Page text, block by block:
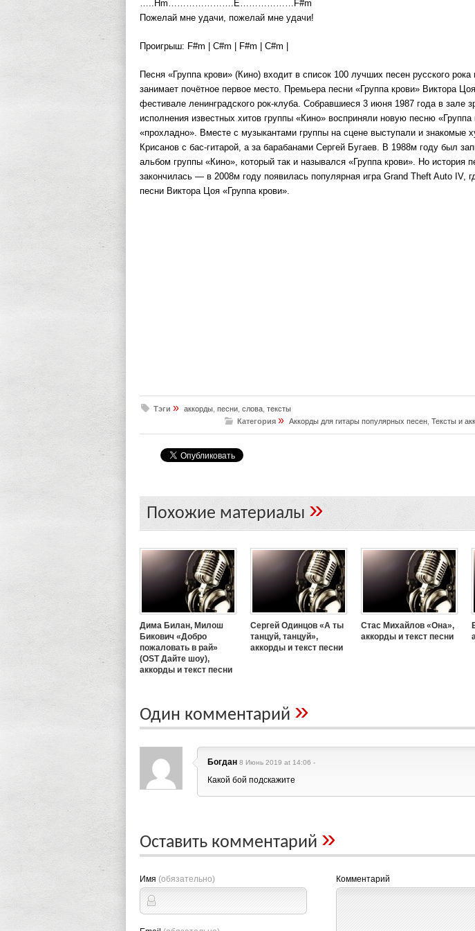
…..Hm………………….E………………F#m
Пожелай мне удачи, пожелай мне удачи!
Проигрыш: F#m | C#m | F#m | C#m |
Песня «Группа крови» (Кино) входит в список 100 лучших песен русского
занимает почётное первое место. Премьера песни «Группа крови» Виктора
фестивале ленинградского рок-клуба. Собравшиеся 3 июня 1987 года в зале
исполнения известных хитов группы «Кино» восприняли новую песню «Группа
«прохладно». Вместе с музыкантами группы на сцене выступали и знакомые
Крисанов с бас-гитарой, а за барабанами Сергей Бугаев. В 1988м году был
альбом группы «Кино», который так и назывался «Группа крови». Но история
закончилась — в 2008м году появилась популярная игра Grand Theft Auto IV,
песни Виктора Цоя «Группа крови».
Тэги » аккорды песни слова тексты
Категория » Аккорды для гитары популярных песен Тексты и
Похожие материалы»
Дима Билан, Милош
Бикович «Добро
пожаловать в рай»
(OST Дайте шоу),
аккорды и текст песни
Сергей Одинцов «А ты
танцуй, танцуй»,
аккорды и текст песни
Стас Михайлов «Она»,
аккорды и текст песни
Один комментарий »
Богдан 8 Июнь 2019 at 14:06 -
Какой бой подскажите
Оставить комментарий »
Имя (обязательно) Комментарий